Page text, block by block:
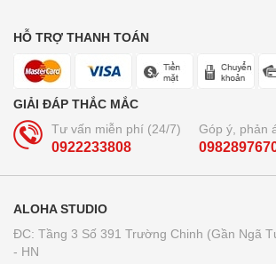
HỖ TRỢ THANH TOÁN
GIẢI ĐÁP THẮC MẮC
Tư vấn miễn phí (24/7)
0922233808
Góp ý, phản
ALOHA STUDIO
ĐC: Tầng 3 Số 391 Trường Chinh (Gần Ngã
- HN